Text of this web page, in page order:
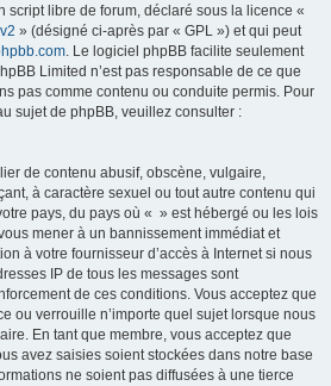
script libre de forum, déclaré sous la licence «
» (désigné ci-après par « GPL ») et qui peut
. Le logiciel phpBB facilite seulement
Limited n’est pas responsable de ce que
pas comme contenu ou conduite permis. Pour
sujet de phpBB, veuillez consulter :
de contenu abusif, obscène, vulgaire,
à caractère sexuel ou tout autre contenu qui
pays, du pays où « » est hébergé ou les lois
mener à un bannissement immédiat et
à votre fournisseur d’accès à Internet si nous
IP de tous les messages sont
de ces conditions. Vous acceptez que
ou verrouille n’importe quel sujet lorsque nous
En tant que membre, vous acceptez que
avez saisies soient stockées dans notre base
ne soient pas diffusées à une tierce